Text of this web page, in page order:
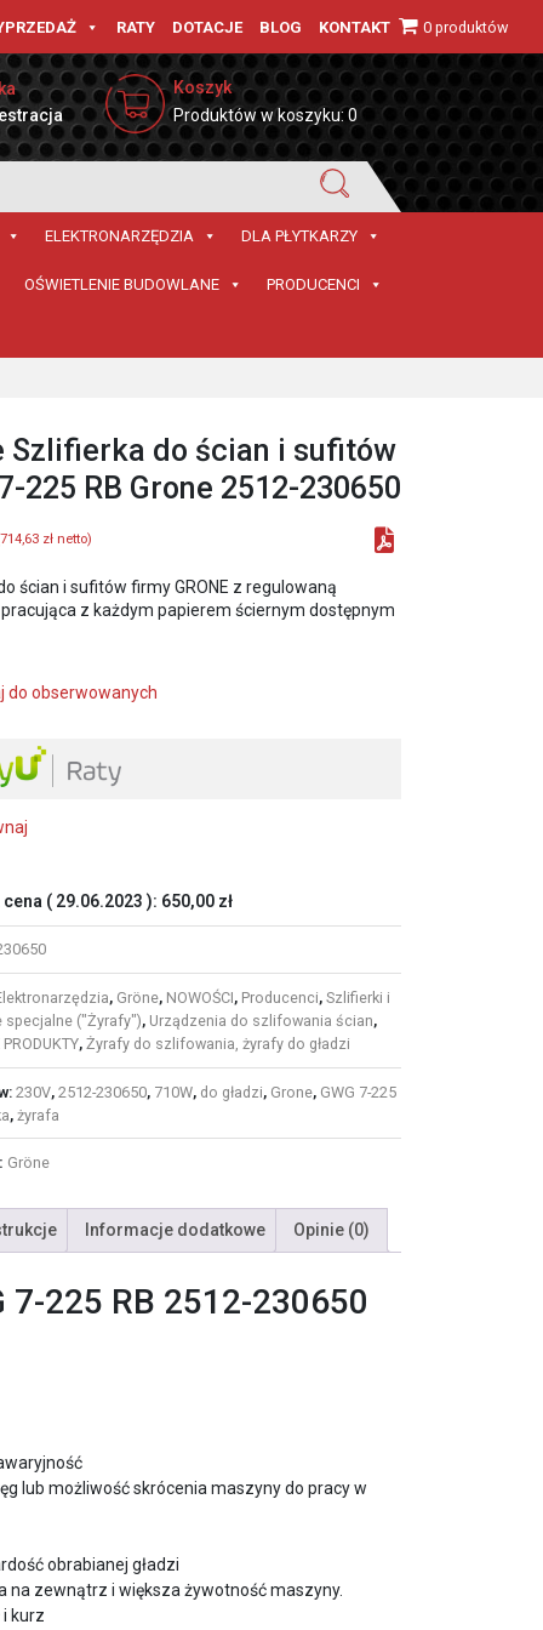
RATY DOTACJE BLOG KONTAKT 0 produktów
Koszyk
Produktów w koszyku: 0
ELEKTRONARZĘDZIA DLA PŁYTKARZY
OŚWIETLENIE BUDOWLANE PRODUCENCI
Szlifierka do ścian i sufitów
225 RB Grone 2512-230650
714,63 zł netto)
ścian i sufitów firmy GRONE z regulowaną
z każdym papierem ściernym dostępnym
do obserwowanych
( 29.06.2023 ): 650,00 zł
, Gröne, NOWOŚCI, Producenci, Szlifierki i
specjalne ("Żyrafy"), Urządzenia do szlifowania ścian,
, Żyrafy do szlifowania, żyrafy do gładzi
230V, 2512-230650, 710W, do gładzi, Grone, GWG 7-225
, żyrafa
Gröne
Informacje dodatkowe Opinie (0)
225 RB 2512-230650
lub możliwość skrócenia maszyny do pracy w
obrabianej gładzi
na zewnątrz i większa żywotność maszyny.
kurz